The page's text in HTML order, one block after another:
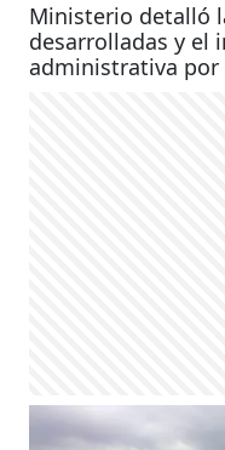
Ministerio detalló
desarrolladas y el
administrativa por